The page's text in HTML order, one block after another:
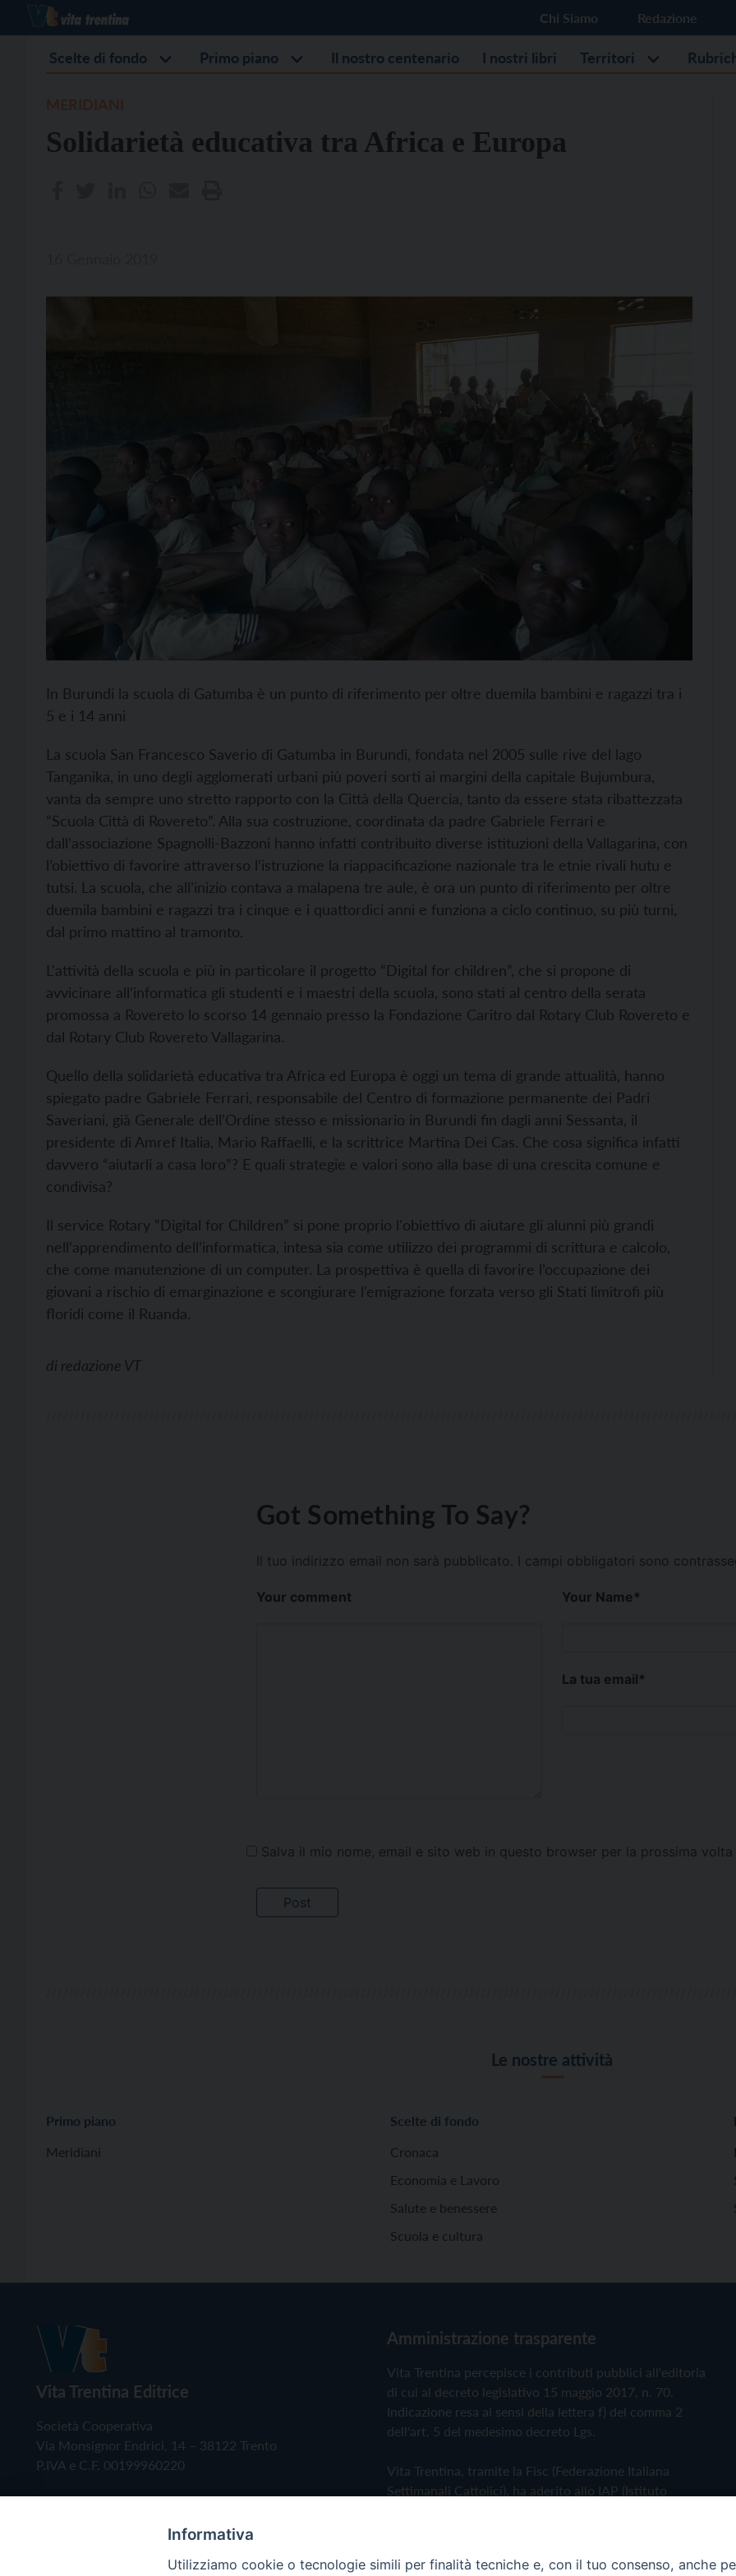
Chi Siamo Redazione
Scelte di fondo Primo piano Il nostro centenario I nostri libri Territori
Solidarietà educativa tra Africa e Europa
In Burundi la scuola di Gatumba è un punto di riferimento per oltre duemila bambini e ragazzi tra i
5 e i 14 anni
La scuola San Francesco Saverio di Gatumba in Burundi, fondata nel 2005 sulle rive del lago
Tanganika, in uno degli agglomerati urbani più poveri sorti ai margini della capitale Bujumbura,
vanta da sempre uno stretto rapporto con la Città della Quercia, tanto da essere stata ribattezzata
“Scuola Città di Rovereto”. Alla sua costruzione, coordinata da padre Gabriele Ferrari e
dall’associazione Spagnolli-Bazzoni hanno infatti contribuito diverse istituzioni della Vallagarina, con
l’obiettivo di favorire attraverso l’istruzione la riappacificazione nazionale tra le etnie rivali hutu e
tutsi. La scuola, che all’inizio contava a malapena tre aule, è ora un punto di riferimento per oltre
duemila bambini e ragazzi tra i cinque e i quattordici anni e funziona a ciclo continuo, su più turni,
dal primo mattino al tramonto.
L'attività della scuola e più in particolare il progetto “Digital for children”, che si propone di
avvicinare all’informatica gli studenti e i maestri della scuola, sono stati al centro della serata
promossa a Rovereto lo scorso 14 gennaio presso la Fondazione Caritro dal Rotary Club Rovereto e
dal Rotary Club Rovereto Vallagarina.
Quello della solidarietà educativa tra Africa ed Europa è oggi un tema di grande attualità, hanno
spiegato padre Gabriele Ferrari, responsabile del Centro di formazione permanente dei Padri
Saveriani, già Generale dell’Ordine stesso e missionario in Burundi fin dagli anni Sessanta, il
presidente di Amref Italia, Mario Raffaelli, e la scrittrice Martina Dei Cas. Che cosa significa infatti
davvero “aiutarli a casa loro”? E quali strategie e valori sono alla base di una crescita comune e
condivisa?
Il service Rotary “Digital for Children” si pone proprio l'obiettivo di aiutare gli alunni più grandi
nell’apprendimento dell’informatica, intesa sia come utilizzo dei programmi di scrittura e calcolo,
che come manutenzione di un computer. La prospettiva è quella di favorire l’occupazione dei
giovani a rischio di emarginazione e scongiurare l’emigrazione forzata verso gli Stati limitrofi più
floridi come il Ruanda.
di redazione VT
Got Something To Say?
Il tuo indirizzo email non sarà pubblicato. I campi obbligatori sono
Your comment Your Name*
La tua email*
Salva il mio nome, email e sito web in questo browser per la prossima volta
Le nostre attività
Primo piano
Meridiani
Scelte di fondo
Cronaca
Economia e Lavoro
Salute e benessere
Scuola e cultura
Vita Trentina Editrice
Società Cooperativa
Via Monsignor Endrici, 14 – 38122 Trento
P.IVA e C.F. 00199960220
Amministrazione trasparente
Vita Trentina percepisce i contributi pubblici all'editoria
di cui al decreto legislativo 15 maggio 2017, n. 70.
Indicazione resa ai sensi della lettera f) del comma 2
dell'art. 5 del medesimo decreto Lgs.
Vita Trentina, tramite la Fisc (Federazione Italiana
Settimanali Cattolici), ha aderito allo IAP (Istituto
Privacy Policy Cookie Policy
Informativa
Utilizziamo cookie o tecnologie simili per finalità tecniche e, con il tuo consenso, anche